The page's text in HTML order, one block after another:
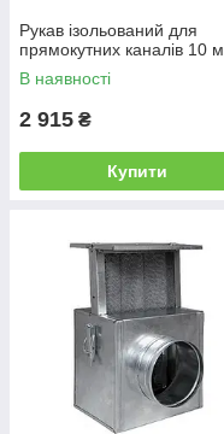
Рукав ізольований для
прямокутних каналів 10 м
В наявності
2 915 ₴
Купити